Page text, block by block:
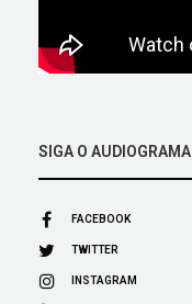
SIGA O AUDIOGRAMA
FACEBOOK
TWITTER
INSTAGRAM